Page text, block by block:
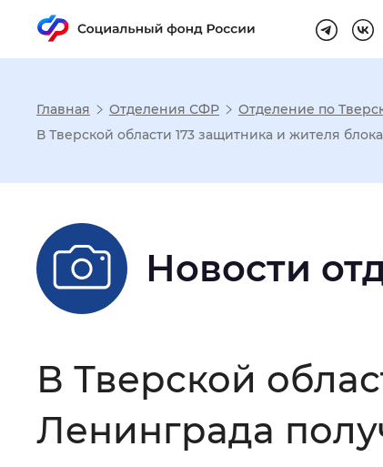
Настройка
Шрифт: Без засечек
Интервал между буквами
Цвет сайта : Монохромный
Главная Отделения СФР Отделение по
В Тверской области 173 защитника и жителя
Новости
В Тверской
Ленинграда